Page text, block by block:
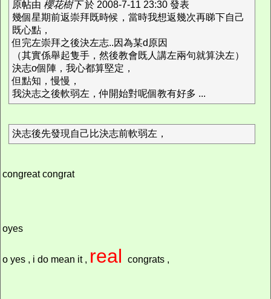
原帖由 櫻花樹下於 2008-7-11 23:30 發表
幾個星期前返崇拜既時候，當時我想返幾次再睇下自己
既心點，
但完左崇拜之後決左志..因為某d原因
（其實係舉起隻手，然後教會既人講左兩句就算決左）
決志o個陣，我心都算堅定，
但點知，慢慢，
我決志之後軟弱左，仲開始對呢個教有好多 ...
決志後先發現自己比決志前軟弱左，
congreat congrat
oyes
o yes , i do mean it , real congrats ,